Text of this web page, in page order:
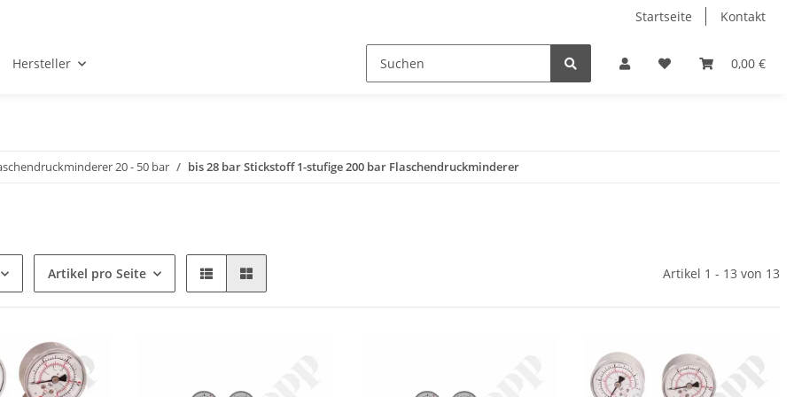
Startseite Kontakt
0,00 €
Hersteller
20 - 50 bar bis 28 bar Stickstoff 1-stufige 200 bar Flaschendruckminderer
Artikel pro Seite Artikel 1 - 13 von 13